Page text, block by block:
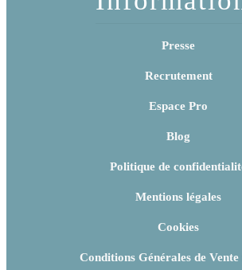
Presse
Recrutement
Espace Pro
Blog
Politique de
Mentions légales
Cookies
Conditions Générales de